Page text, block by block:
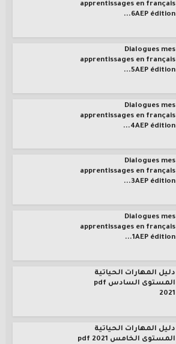
apprentissages en français
6AEP édition...
Dialogues mes
apprentissages en français
5AEP édition...
Dialogues mes
apprentissages en français
4AEP édition...
Dialogues mes
apprentissages en français
3AEP édition...
Dialogues mes
apprentissages en français
1AEP édition...
دليل المهارات الحياتية
المستوى السادس pdf
2021
دليل المهارات الحياتية
المستوى الخامس pdf 2021